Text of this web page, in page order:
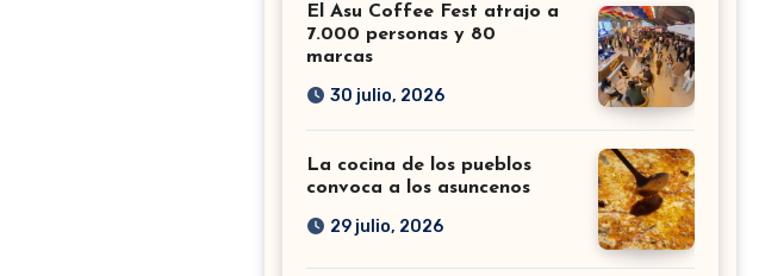
El Asu Coffee Fest atrajo a
7.000 personas y 80
marcas
30 julio, 2026
La cocina de los pueblos
convoca a los asuncenos
29 julio, 2026